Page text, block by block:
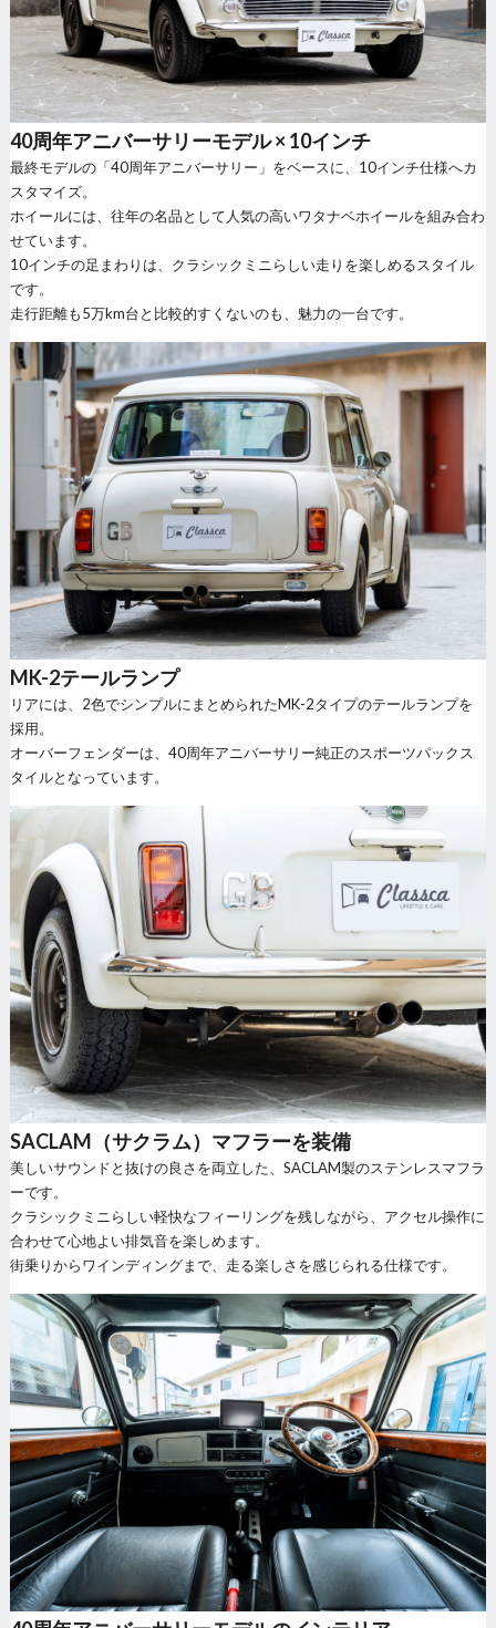
40周年アニバーサリーモデル × 10インチ
最終モデルの「40周年アニバーサリー」をベースに、10インチ仕様へカ
スタマイズ。
ホイールには、往年の名品として人気の高いワタナベホイールを組み合わ
せています。
10インチの足まわりは、クラシックミニらしい走りを楽しめるスタイル
です。
走行距離も5万km台と比較的すくないのも、魅力の一台です。
MK-2テールランプ
リアには、2色でシンプルにまとめられたMK-2タイプのテールランプを
採用。
オーバーフェンダーは、40周年アニバーサリー純正のスポーツパックス
タイルとなっています。
SACLAM（サクラム）マフラーを装備
美しいサウンドと抜けの良さを両立した、SACLAM製のステンレスマフラ
ーです。
クラシックミニらしい軽快なフィーリングを残しながら、アクセル操作に
合わせて心地よい排気音を楽しめます。
街乗りからワインディングまで、走る楽しさを感じられる仕様です。